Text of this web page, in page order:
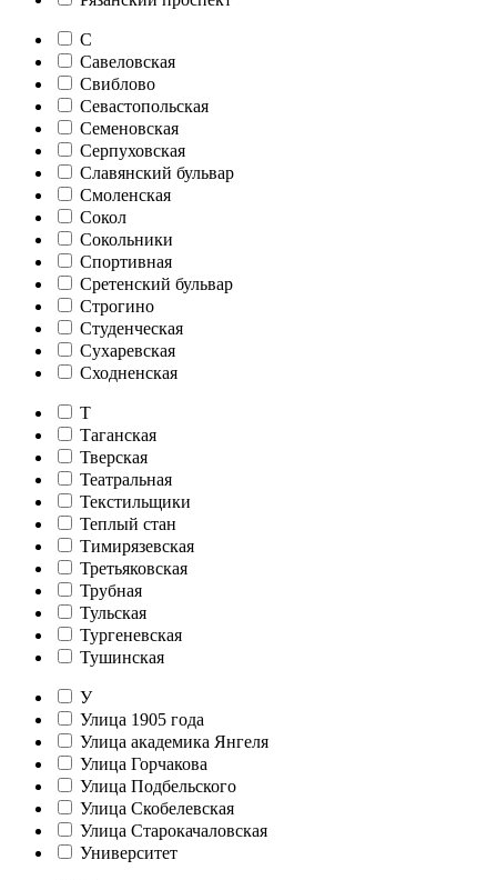
С
Савеловская
Свиблово
Севастопольская
Семеновская
Серпуховская
Славянский бульвар
Смоленская
Сокол
Сокольники
Спортивная
Сретенский бульвар
Строгино
Студенческая
Сухаревская
Сходненская
Т
Таганская
Тверская
Театральная
Текстильщики
Теплый стан
Тимирязевская
Третьяковская
Трубная
Тульская
Тургеневская
Тушинская
У
Улица 1905 года
Улица академика Янгеля
Улица Горчакова
Улица Подбельского
Улица Скобелевская
Улица Старокачаловская
Университет